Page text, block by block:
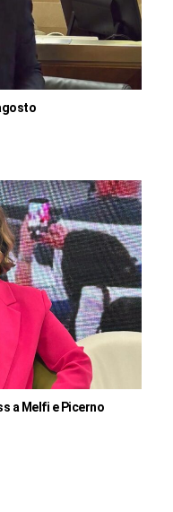
a Melfi e Picerno